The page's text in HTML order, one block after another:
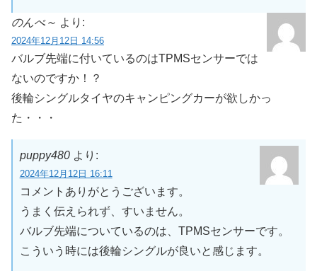
のんべ～ より:
2024年12月12日 14:56
バルブ先端に付いているのはTPMSセンサーでは
ないのですか！？
後輪シングルタイヤのキャンピングカーが欲しかっ
た・・・
puppy480 より:
2024年12月12日 16:11
コメントありがとうございます。
うまく伝えられず、すいません。
バルブ先端についているのは、TPMSセンサーです。
こういう時には後輪シングルが良いと感じます。